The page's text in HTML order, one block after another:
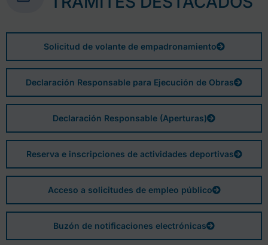
Solicitud de volante de empadronamiento
Declaración Responsable para Ejecución de Obras
Declaración Responsable (Aperturas)
Reserva e inscripciones de actividades deportivas
Acceso a solicitudes de empleo público
Buzón de notificaciones electrónicas